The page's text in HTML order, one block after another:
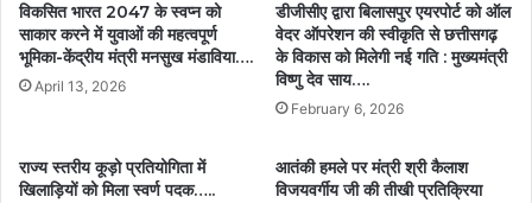
विकसित भारत 2047 के स्वप्न को
साकार करने में युवाओं की महत्वपूर्ण
भूमिका-केंद्रीय मंत्री मनसुख मंडाविया….
April 13, 2026
डीजीसीए द्वारा बिलासपुर एयरपोर्ट को ऑल
वेदर ऑपरेशन की स्वीकृति से छत्तीसगढ़
के विकास को मिलेगी नई गति : मुख्यमंत्री
विष्णु देव साय….
February 6, 2026
राज्य स्तरीय कूड़ो प्रतियोगिता में
खिलाड़ियों को मिला स्वर्ण पदक…..
आतंकी हमले पर मंत्री श्री कैलाश
विजयवर्गीय जी की तीखी प्रतिक्रिया